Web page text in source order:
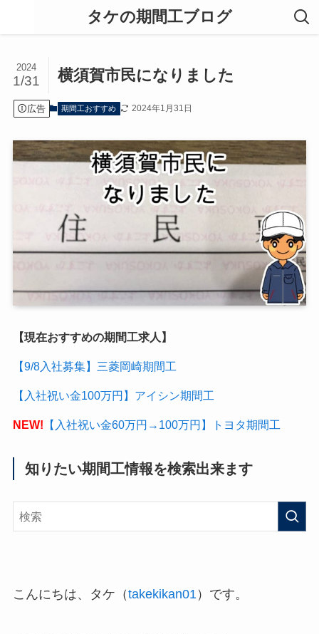
タケの期間工ブログ
横須賀市民になりました
2024
1/31
広告 期間工おすすめ 2024年1月31日
【現在おすすめの期間工求人】
【9/8入社募集】三菱岡崎期間工
【入社祝い金100万円】アイシン期間工
NEW! 【入社祝い金60万円→100万円】トヨタ期間工
知りたい期間工情報を検索出来ます
こんにちは、タケ（takekikan01 ）です。